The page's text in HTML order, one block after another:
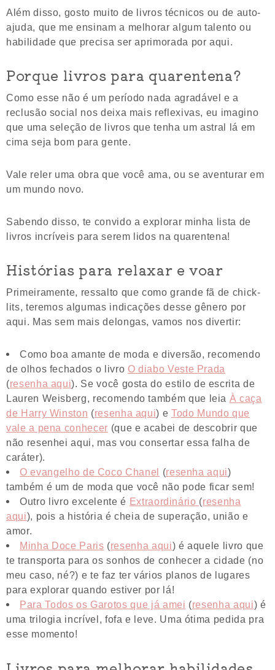
Além disso, gosto muito de livros técnicos ou de auto-
ajuda, que me ensinam a melhorar algum talento ou
habilidade que precisa ser aprimorada por aqui.
Porque livros para quarentena?
Como esse não é um período nada agradável e a
reclusão social nos deixa mais reflexivas, eu imagino
que uma seleção de livros que tenha um astral lá em
cima seja bom para gente.
Vale reler uma obra que você ama, ou se aventurar em
um mundo novo.
Sabendo disso, te convido a explorar minha lista de
livros incríveis para serem lidos na quarentena!
Histórias para relaxar e voar
Primeiramente, ressalto que como grande fã de chick-
lits, teremos algumas indicações desse gênero por
aqui. Mas sem mais delongas, vamos nos divertir:
Como boa amante de moda e diversão, recomendo
de olhos fechados o livro O diabo Veste Prada
(resenha aqui). Se você gosta do estilo de escrita de
Lauren Weisberg, recomendo também que leia À caça
de Harry Winston (resenha aqui) e Todo Mundo que
vale a pena conhecer (que e acabei de descobrir que
não resenhei aqui, mas vou consertar essa falha de
caráter).
O evangelho de Coco Chanel
(resenha aqui)
também é um de moda que você não pode ficar sem!
Outro livro excelente é Extraordinário (resenha
aqui), pois a história é cheia de superação, união e
amor.
Minha Doce Paris (resenha aqui) é aquele livro que
te transporta para os sonhos de conhecer a cidade (no
meu caso, né?) e te faz ter vários planos de lugares
para explorar quando estiver por lá!
Para Todos os Garotos que já amei (resenha aqui) é
uma trilogia incrível, fofa e leve. Uma ótima pedida pra
esse momento!